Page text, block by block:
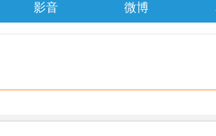
影音 微博